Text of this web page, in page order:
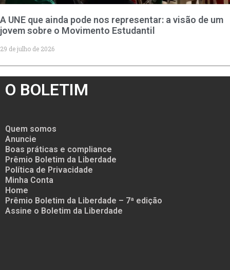
A UNE que ainda pode nos representar: a visão de um
jovem sobre o Movimento Estudantil
29 de julho de 2026
O BOLETIM
Quem somos
Anuncie
Boas práticas e compliance
Prêmio Boletim da Liberdade
Política de Privacidade
Minha Conta
Home
Prêmio Boletim da Liberdade – 7ª edição
Assine o Boletim da Liberdade